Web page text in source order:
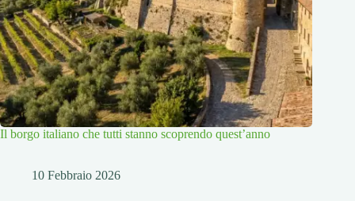
Il borgo italiano che tutti stanno scoprendo quest’anno
10 Febbraio 2026